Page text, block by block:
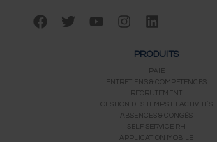
F
a
T
w
Y
o
e
I
n
g
r
a
m
L
i
k
e
d
i
n
PRODUITS
PAIE
ENTRETIENS & COMPÉTENCES
RECRUTEMENT
GESTION DES TEMPS ET ACTIVITÉS
ABSENCES & CONGÉS
SELF SERVICE RH
APPLICATION MOBILE